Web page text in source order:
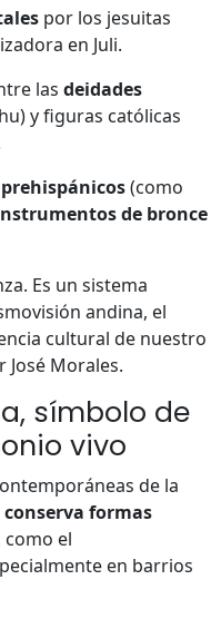
por los jesuitas
en Juli.
las deidades
y figuras católicas
(como
de bronce
Es un sistema
andina, el
cultural de nuestro
José Morales.
símbolo de
vivo
de la
conserva formas
como el
en barrios